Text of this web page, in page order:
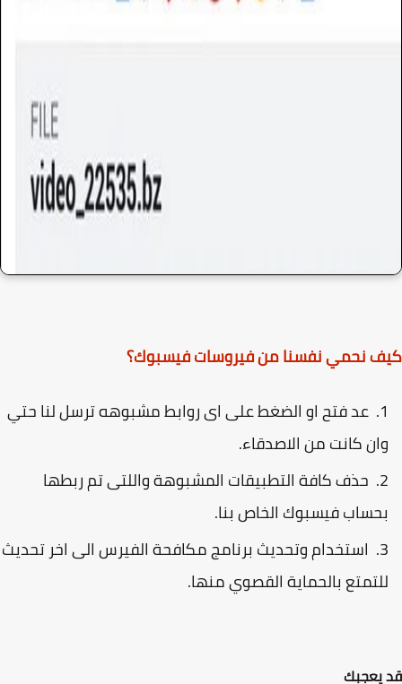
نحمي نفسنا من فيروسات فيسبوك؟
عد فتح او الضغط على اى روابط مشبوهه ترسل لنا حتي
كانت من الاصدقاء.
حذف كافة التطبيقات المشبوهة واللتى تم ربطها
فيسبوك الخاص بنا.
استخدام وتحديث برنامج مكافحة الفيرس الى اخر تحديث
بالحماية القصوي منها.